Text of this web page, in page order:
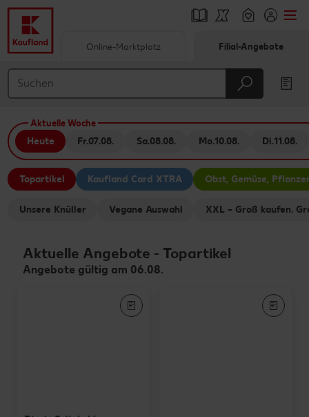
Hauptinhalt
Footer
Schwebender Seitenbereich
Online-Marktplatz Filial-Angebote
Aktuelle Woche
Heute Fr.07.08. Sa.08.08. Mo.10.08. Di.11.08.
Topartikel Kaufland Card XTRA Obst, Gemüse,
Unsere Knüller Vegane Auswahl XXL – Groß kaufen.
Aktuelle Angebote - Topartikel
Angebote gültig am 06.08.